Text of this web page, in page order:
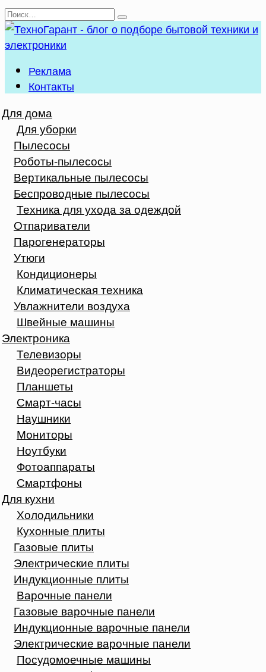
Перейти
к
содержанию
Search
for:
Реклама
Контакты
Для дома
Для уборки
Пылесосы
Роботы-пылесосы
Вертикальные пылесосы
Беспроводные пылесосы
Техника для ухода за одеждой
Отпариватели
Парогенераторы
Утюги
Кондиционеры
Климатическая техника
Увлажнители воздуха
Швейные машины
Электроника
Телевизоры
Видеорегистраторы
Планшеты
Смарт-часы
Наушники
Мониторы
Ноутбуки
Фотоаппараты
Смартфоны
Для кухни
Холодильники
Кухонные плиты
Газовые плиты
Электрические плиты
Индукционные плиты
Варочные панели
Газовые варочные панели
Индукционные варочные панели
Электрические варочные панели
Посудомоечные машины